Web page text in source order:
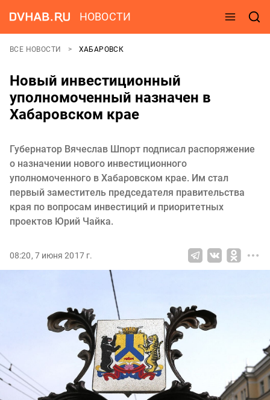
НОВОСТИ
ВСЕ НОВОСТИ ХАБАРОВСК
Новый инвестиционный
уполномоченный назначен в
Хабаровском крае
Губернатор Вячеслав Шпорт подписал распоряжение
о назначении нового инвестиционного
уполномоченного в Хабаровском крае. Им стал
первый заместитель председателя правительства
края по вопросам инвестиций и приоритетных
проектов Юрий Чайка.
08:20, 7 июня 2017 г.